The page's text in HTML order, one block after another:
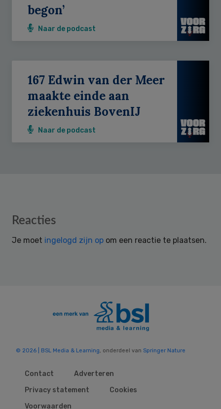
begon’
Naar de podcast
167 Edwin van der Meer
maakte einde aan
ziekenhuis BovenIJ
Naar de podcast
Reader
Reacties
Je moet ingelogd zijn op om een reactie te plaatsen.
© 2026 | BSL Media & Learning , onderdeel van Springer Nature
Contact
Adverteren
Privacy statement
Cookies
Voorwaarden